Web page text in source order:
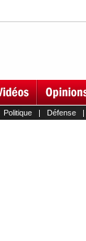
Politique| Défense|